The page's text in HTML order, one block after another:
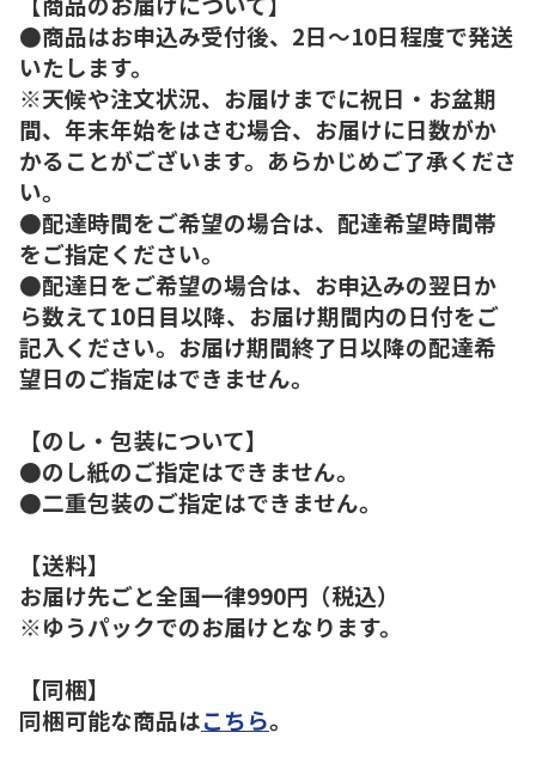
●商品はお申込み受付後、2日～10日程度で発送
いたします。
※天候や注文状況、お届けまでに祝日・お盆期
間、年末年始をはさむ場合、お届けに日数がか
かることがございます。あらかじめご了承くださ
い。
●配達時間をご希望の場合は、配達希望時間帯
をご指定ください。
●配達日をご希望の場合は、お申込みの翌日か
ら数えて10日目以降、お届け期間内の日付をご
記入ください。お届け期間終了日以降の配達希
望日のご指定はできません。
【のし・包装について】
●のし紙のご指定はできません。
●二重包装のご指定はできません。
【送料】
お届け先ごと全国一律990円（税込）
※ゆうパックでのお届けとなります。
【同梱】
同梱可能な商品はこちら。